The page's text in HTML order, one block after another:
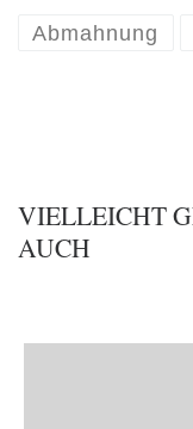
Abmahnung
VIELLEICHT
AUCH